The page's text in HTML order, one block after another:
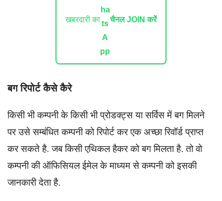
खबरदारी का चैनल JOIN करें
बग रिपोर्ट कैसे कैरे
किसी भी कम्पनी के किसी भी प्रोडक्ट्स या सर्विस में बग मिलने
पर उसे सम्बंधित कम्पनी को रिपोर्ट कर एक अच्छा रिवॉर्ड प्राप्त
कर सकते है. जब किसी एथिकल हैकर को बग मिलता है. तो वो
कम्पनी की ऑफिसियल ईमेल के माध्यम से कम्पनी को इसकी
जानकारी देता है.